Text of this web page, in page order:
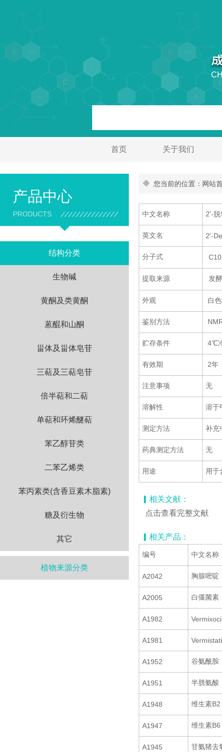
首页 关于我们
产品中心
PRODUCTS
结构分类
生物碱
黄酮及类黄酮
蒽醌和山酮
甾体及甾体皂苷
三萜及三萜皂苷
倍半萜和二萜
单萜和环烯醚萜
苯乙醇苷类
二苯乙烯类
苯丙素类(含香豆素木脂素)
糖及衍生物
其它
植物来源分类
您当前的位置：网站
中文名称 2'-脱
英文名 2′-
分子式
提取来源 发
外观 白
4℃
2年
无
鉴别方法
贮存条件
有效期
注意事项
溶解性 溶于
测定方法 补充
药典测定方法 无
用途 用于
▎相关文献：
点击查看完整文献
▎相关产品：
编号 中文名称
A2042 胸腺嘧啶
A2005 白僵菌素
A1982
A1981
A1952 谷氨酰胺
A1951 半胱氨酸
A1948 维生素B2
A1947 维生素B6
A1945 甘氨猪去